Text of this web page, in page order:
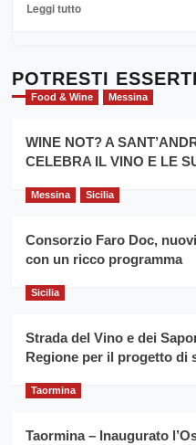
Sicilia
l’
evento
per
la
filiera
grano
Leggi tuttoLeggi
Cronoscalata
Giarre
Montesalice
per
il
anno
Franco
Caruso
POTRESTI
Food & Wine Messina
WINE NOT? A
CELEBRA IL VINO E LE
Messina Sicilia
Consorzio Faro Doc,
con un ricco programma
Sicilia
Strada del Vino e dei
Regione per il progetto di
Taormina
Taormina – Inaugurato